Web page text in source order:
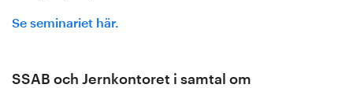
Se seminariet här.
SSAB och Jernkontoret i samtal om